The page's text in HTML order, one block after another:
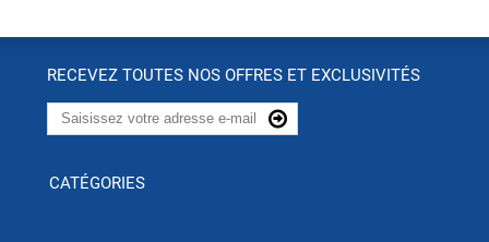
RECEVEZ TOUTES NOS OFFRES ET EXCLUSIVITÉS
CATÉGORIES